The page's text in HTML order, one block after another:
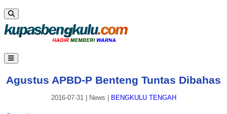
Agustus APBD-P Benteng Tuntas Dibahas
2016-07-31| News BENGKULU TENGAH